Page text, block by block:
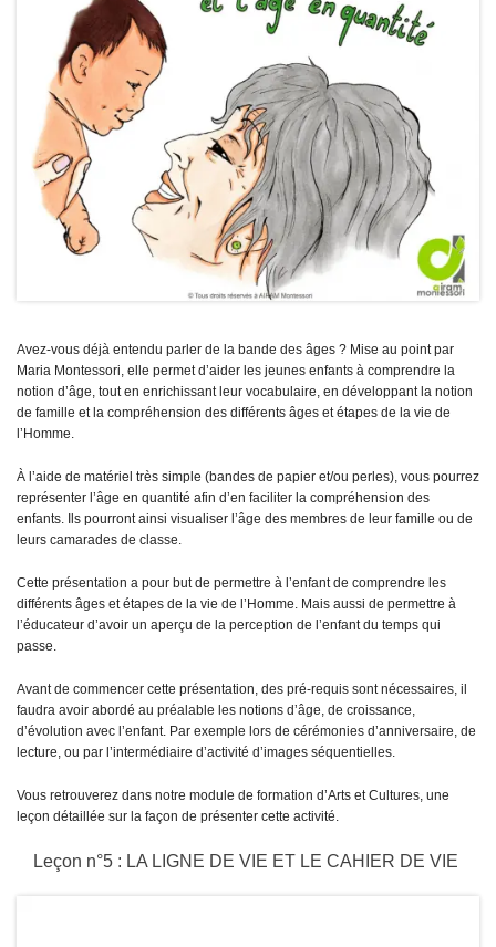
Avez-vous déjà entendu parler de la bande des âges ? Mise au point par
Maria Montessori, elle permet d’aider les jeunes enfants à comprendre la
notion d’âge, tout en enrichissant leur vocabulaire, en développant la notion
de famille et la compréhension des différents âges et étapes de la vie de
l’Homme.
À l’aide de matériel très simple (bandes de papier et/ou perles), vous pourrez
représenter l’âge en quantité afin d’en faciliter la compréhension des
enfants. Ils pourront ainsi visualiser l’âge des membres de leur famille ou de
leurs camarades de classe.
Cette présentation a pour but de permettre à l’enfant de comprendre les
différents âges et étapes de la vie de l’Homme. Mais aussi de permettre à
l’éducateur d’avoir un aperçu de la perception de l’enfant du temps qui
passe.
Avant de commencer cette présentation, des pré-requis sont nécessaires, il
faudra avoir abordé au préalable les notions d’âge, de croissance,
d’évolution avec l’enfant. Par exemple lors de cérémonies d’anniversaire, de
lecture, ou par l’intermédiaire d’activité d’images séquentielles.
Vous retrouverez dans notre module de formation d’Arts et Cultures, une
leçon détaillée sur la façon de présenter cette activité.
Leçon n°5 : LA LIGNE DE VIE ET LE CAHIER DE VIE